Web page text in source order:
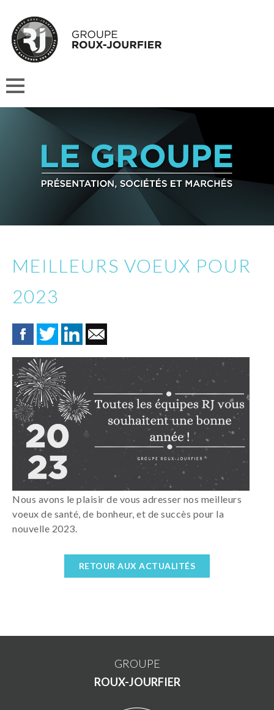
MEILLEURS VOEUX POUR
2023
Nous avons le plaisir de vous adresser nos meilleurs
voeux de santé, de bonheur, et de succès pour la
nouvelle 2023.
RETOUR AUX ACTUALITÉS
GROUPE
ROUX-JOURFIER